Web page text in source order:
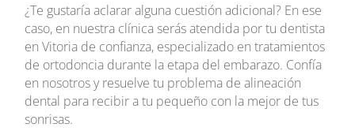
¿Te gustaría aclarar alguna cuestión adicional? En ese
caso, en nuestra clínica serás atendida por tu dentista
en Vitoria de confianza, especializado en tratamientos
de ortodoncia durante la etapa del embarazo. Confía
en nosotros y resuelve tu problema de alineación
dental para recibir a tu pequeño con la mejor de tus
sonrisas.